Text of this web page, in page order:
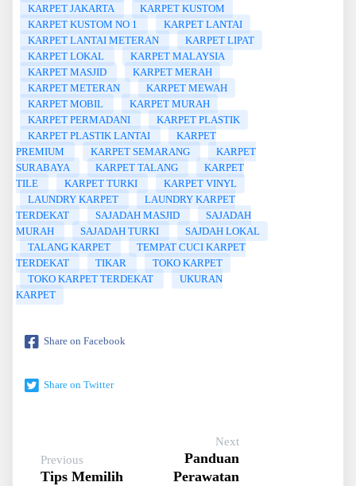
KARPET JAKARTA
KARPET KUSTOM
KARPET KUSTOM NO 1
KARPET LANTAI
KARPET LANTAI METERAN
KARPET LIPAT
KARPET LOKAL
KARPET MALAYSIA
KARPET MASJID
KARPET MERAH
KARPET METERAN
KARPET MEWAH
KARPET MOBIL
KARPET MURAH
KARPET PERMADANI
KARPET PLASTIK
KARPET PLASTIK LANTAI
KARPET
PREMIUM
KARPET SEMARANG
KARPET
SURABAYA
KARPET TALANG
KARPET
TILE
KARPET TURKI
KARPET VINYL
LAUNDRY KARPET
LAUNDRY KARPET
TERDEKAT
SAJADAH MASJID
SAJADAH
MURAH
SAJADAH TURKI
SAJDAH LOKAL
TALANG KARPET
TEMPAT CUCI KARPET
TERDEKAT
TIKAR
TOKO KARPET
TOKO KARPET TERDEKAT
UKURAN
KARPET
Share on Facebook
Share on Twitter
Previous
Tips Memilih
Next
Panduan
Perawatan